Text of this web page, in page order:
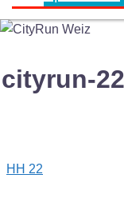
cityrun-
Post
HH 22